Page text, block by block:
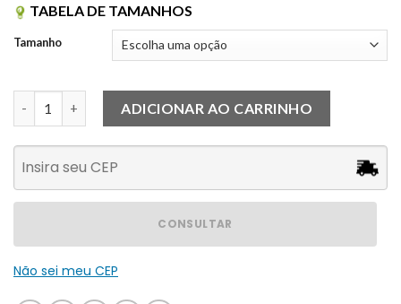
TABELA DE TAMANHOS
Tamanho
ADICIONAR AO CARRINHO
CONSULTAR
Não sei meu CEP